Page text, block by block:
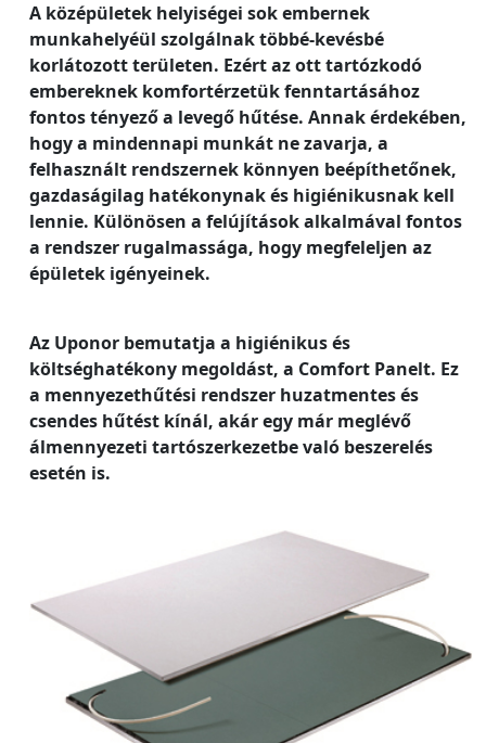
A középületek helyiségei sok embernek
munkahelyéül szolgálnak többé-kevésbé
korlátozott területen. Ezért az ott tartózkodó
embereknek komfortérzetük fenntartásához
fontos tényező a levegő hűtése. Annak érdekében,
hogy a mindennapi munkát ne zavarja, a
felhasznált rendszernek könnyen beépíthetőnek,
gazdaságilag hatékonynak és higiénikusnak kell
lennie. Különösen a felújítások alkalmával fontos
a rendszer rugalmassága, hogy megfeleljen az
épületek igényeinek.
Az Uponor bemutatja a higiénikus és
költséghatékony megoldást, a Comfort Panelt. Ez
a mennyezethűtési rendszer huzatmentes és
csendes hűtést kínál, akár egy már meglévő
álmennyezeti tartószerkezetbe való beszerelés
esetén is.